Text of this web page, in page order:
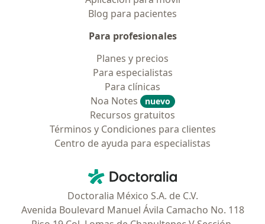
Blog para pacientes
Para profesionales
Planes y precios
Para especialistas
Para clínicas
Noa Notes
nuevo
Recursos gratuitos
Términos y Condiciones para clientes
Centro de ayuda para especialistas
Doctoralia - Página de inicio
Doctoralia México S.A. de C.V.
Avenida Boulevard Manuel Ávila Camacho No. 118